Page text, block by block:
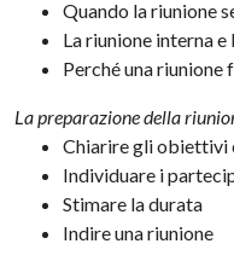
Quando la riunione
La riunione interna e
Perché una riunione
La preparazione della
Chiarire gli obiettivi
Individuare i
Stimare la durata
Indire una riunione